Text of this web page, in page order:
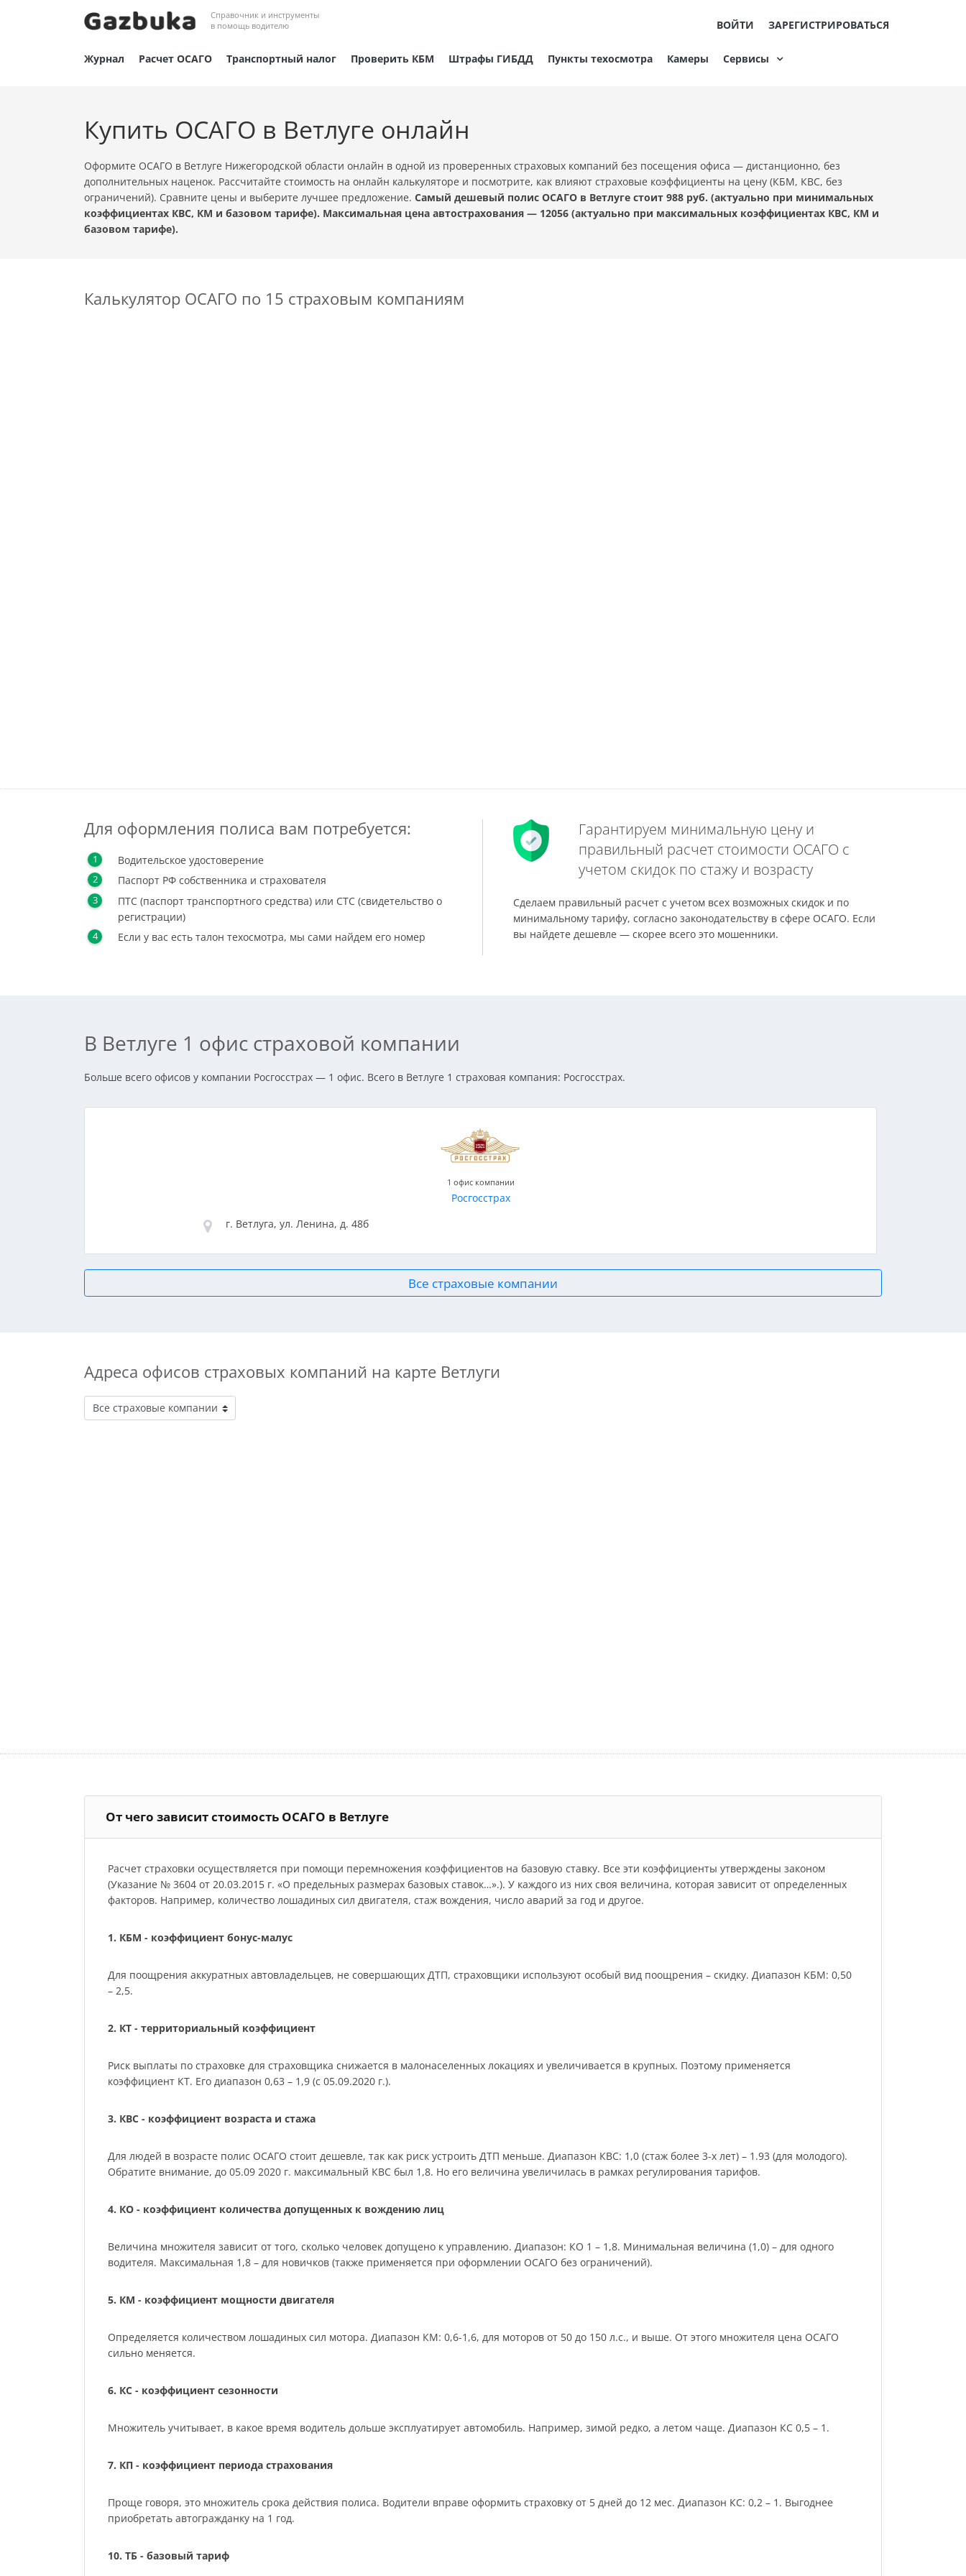
Справочник и инструменты
в помощь водителю
ВОЙТИ ЗАРЕГИСТРИРОВАТЬСЯ
Журнал Расчет ОСАГО Транспортный налог Проверить КБМ Штрафы ГИБДД Пункты техосмотра Камеры Сервисы
Купить ОСАГО в Ветлуге онлайн
Оформите ОСАГО в Ветлуге Нижегородской области онлайн в одной из проверенных страховых компаний без посещения офиса — дистанционно, без
дополнительных наценок. Рассчитайте стоимость на онлайн калькуляторе и посмотрите, как влияют страховые коэффициенты на цену (КБМ, КВС, без
ограничений). Сравните цены и выберите лучшее предложение. Самый дешевый полис ОСАГО в Ветлуге стоит 988 руб. (актуально при минимальных
коэффициентах КВС, КМ и базовом тарифе). Максимальная цена автострахования — 12056 (актуально при максимальных коэффициентах КВС, КМ и
базовом тарифе).
Калькулятор ОСАГО по 15 страховым компаниям
Для оформления полиса вам потребуется:
Водительское удостоверение
Паспорт РФ собственника и страхователя
ПТС (паспорт транспортного средства) или СТС (свидетельство о
регистрации)
Если у вас есть талон техосмотра, мы сами найдем его номер
Гарантируем минимальную цену и
правильный расчет стоимости ОСАГО с
учетом скидок по стажу и возрасту
Сделаем правильный расчет с учетом всех возможных скидок и по
минимальному тарифу, согласно законодательству в сфере ОСАГО. Если
вы найдете дешевле — скорее всего это мошенники.
В Ветлуге 1 офис страховой компании
Больше всего офисов у компании Росгосстрах — 1 офис. Всего в Ветлуге 1 страховая компания: Росгосстрах.
1 офис компании
Росгосстрах
г. Ветлуга, ул. Ленина, д. 48б
Все страховые компании
Адреса офисов страховых компаний на карте Ветлуги
От чего зависит стоимость ОСАГО в Ветлуге
Расчет страховки осуществляется при помощи перемножения коэффициентов на базовую ставку. Все эти коэффициенты утверждены законом
(Указание № 3604 от 20.03.2015 г. «О предельных размерах базовых ставок…».). У каждого из них своя величина, которая зависит от определенных
факторов. Например, количество лошадиных сил двигателя, стаж вождения, число аварий за год и другое.
1. КБМ - коэффициент бонус-малус
Для поощрения аккуратных автовладельцев, не совершающих ДТП, страховщики используют особый вид поощрения – скидку. Диапазон КБМ: 0,50
– 2,5.
2. КТ - территориальный коэффициент
Риск выплаты по страховке для страховщика снижается в малонаселенных локациях и увеличивается в крупных. Поэтому применяется
коэффициент КТ. Его диапазон 0,63 – 1,9 (с 05.09.2020 г.).
3. КВС - коэффициент возраста и стажа
Для людей в возрасте полис ОСАГО стоит дешевле, так как риск устроить ДТП меньше. Диапазон КВС: 1,0 (стаж более 3-х лет) – 1.93 (для молодого).
Обратите внимание, до 05.09 2020 г. максимальный КВС был 1,8. Но его величина увеличилась в рамках регулирования тарифов.
4. КО - коэффициент количества допущенных к вождению лиц
Величина множителя зависит от того, сколько человек допущено к управлению. Диапазон: КО 1 – 1,8. Минимальная величина (1,0) – для одного
водителя. Максимальная 1,8 – для новичков (также применяется при оформлении ОСАГО без ограничений).
5. КМ - коэффициент мощности двигателя
Определяется количеством лошадиных сил мотора. Диапазон КМ: 0,6-1,6, для моторов от 50 до 150 л.с., и выше. От этого множителя цена ОСАГО
сильно меняется.
6. КС - коэффициент сезонности
Множитель учитывает, в какое время водитель дольше эксплуатирует автомобиль. Например, зимой редко, а летом чаще. Диапазон КС 0,5 – 1.
7. КП - коэффициент периода страхования
Проще говоря, это множитель срока действия полиса. Водители вправе оформить страховку от 5 дней до 12 мес. Диапазон КС: 0,2 – 1. Выгоднее
приобретать автогражданку на 1 год.
10. ТБ - базовый тариф